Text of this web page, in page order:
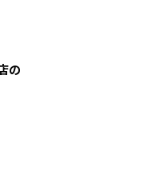
の